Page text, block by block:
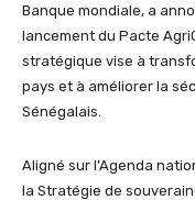
Banque mondiale, a
lancement du Pacte
stratégique vise à
pays et à améliorer la
Sénégalais.
Aligné sur l’Agenda
la Stratégie de